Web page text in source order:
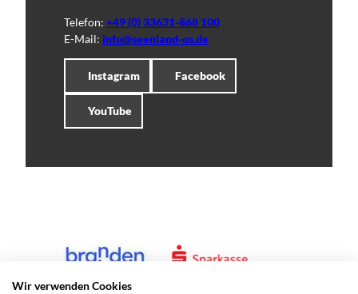
Telefon: +49 (0) 33631-868 100
E-Mail: info@seenland-os.de
Instagram Facebook
YouTube
Wir verwenden Cookies